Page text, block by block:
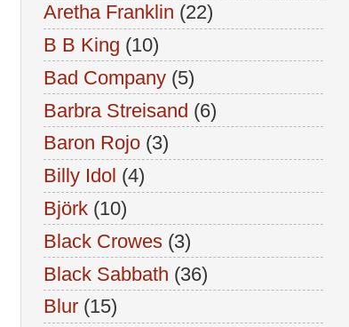
Aretha Franklin (22)
B B King (10)
Bad Company (5)
Barbra Streisand (6)
Baron Rojo (3)
Billy Idol (4)
Björk (10)
Black Crowes (3)
Black Sabbath (36)
Blur (15)